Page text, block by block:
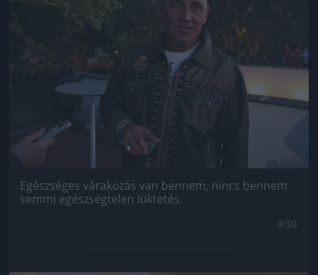
Egészséges várakozás van bennem, nincs bennem
semmi egészségtelen lüktetés.